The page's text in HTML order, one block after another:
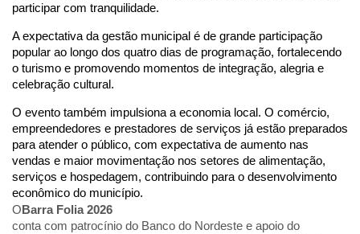
participar com tranquilidade.
A expectativa da gestão municipal é de grande participação
popular ao longo dos quatro dias de programação, fortalecendo
o turismo e promovendo momentos de integração, alegria e
celebração cultural.
O evento também impulsiona a economia local. O comércio,
empreendedores e prestadores de serviços já estão preparados
para atender o público, com expectativa de aumento nas
vendas e maior movimentação nos setores de alimentação,
serviços e hospedagem, contribuindo para o desenvolvimento
econômico do município.
O Barra Folia 2026
conta com patrocínio do Banco do Nordeste e apoio do